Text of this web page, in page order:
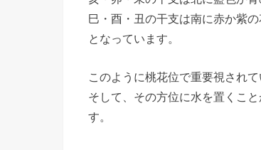
巳・酉・丑の干支は南に赤か紫の
となっています。
このように桃花位で重要視され
そして、その方位に水を置くこ
す。